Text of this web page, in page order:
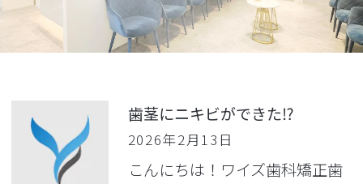
歯茎にニキビができた⁉
2026年2月13日
こんにちは！ワイズ歯科矯正歯